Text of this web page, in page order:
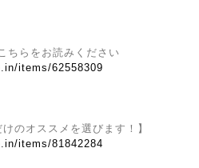
ちらをお読みください
items/62558309
のオススメを選びます！】
items/81842284